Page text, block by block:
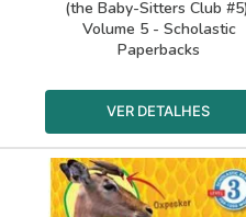
(the Baby-Sitters Club
Volume 5 - Scholastic
Paperbacks